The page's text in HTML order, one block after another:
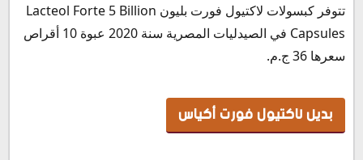
تتوفر كبسولات لاكتيول فورت بليون Lacteol Forte 5 Billion
Capsules في الصيدليات المصرية سنة 2020 عبوة 10 أقراص
سعرها 36 ج.م.
بديل لاكتيول فورت أكياس